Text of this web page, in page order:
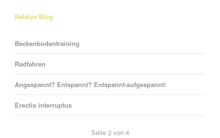
Natalys Blog
Beckenbodentraining
Radfahren
Angespannt? Entspannt? Entspannt-aufgespannt!
Erectio interruptus
Seite 2 von 4